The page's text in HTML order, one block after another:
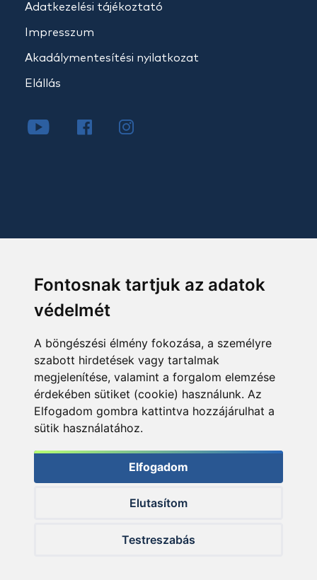
Fontosnak tartjuk az adatok
védelmét
A böngészési élmény fokozása, a személyre
szabott hirdetések vagy tartalmak
megjelenítése, valamint a forgalom elemzése
érdekében sütiket (cookie) használunk. Az
Elfogadom gombra kattintva hozzájárulhat a
sütik használatához.
Elfogadom
Elutasítom
Testreszabás
Adatkezelési tájékoztató
Impresszum
Akadálymentesítési nyilatkozat
Elállás